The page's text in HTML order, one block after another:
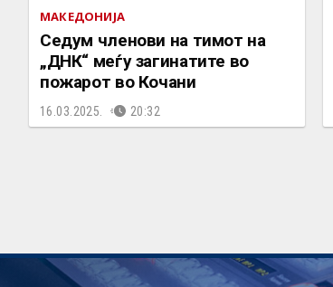
МАКЕДОНИЈА
Седум членови на тимот на
„ДНК“ меѓу загинатите во
пожарот во Кочани
16.03.2025. 20:32